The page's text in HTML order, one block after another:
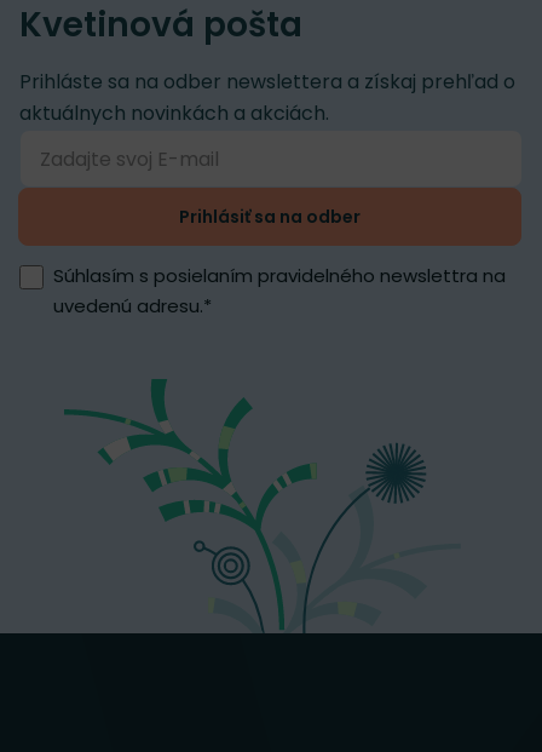
Kvetinová pošta
Prihláste sa na odber newslettera a získaj prehľad o
aktuálnych novinkách a akciách.
Prihlásiť sa na odber
Súhlasím s posielaním pravidelného newslettra na
uvedenú adresu.*